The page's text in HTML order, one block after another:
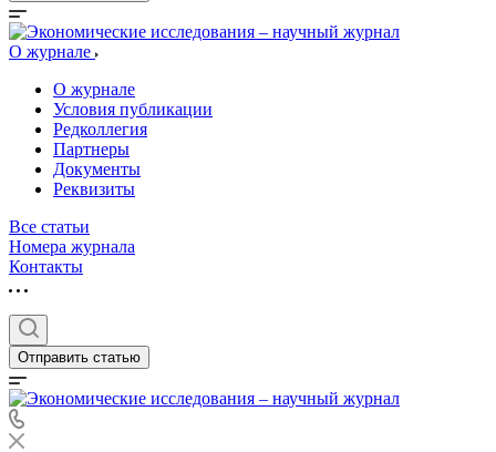
О журнале
О журнале
Условия публикации
Редколлегия
Партнеры
Документы
Реквизиты
Все статьи
Номера журнала
Контакты
Отправить статью